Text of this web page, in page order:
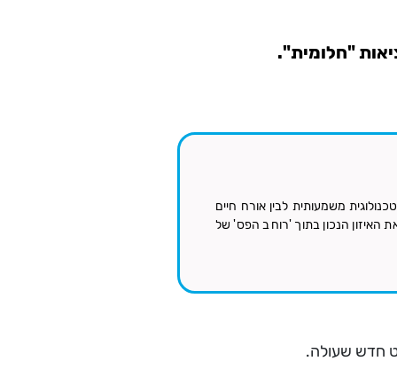
"חלומית".
משמעותית לבין אורח חיים
האיזון הנכון בתוך 'רוחב הפס' של
חדש שעולה.